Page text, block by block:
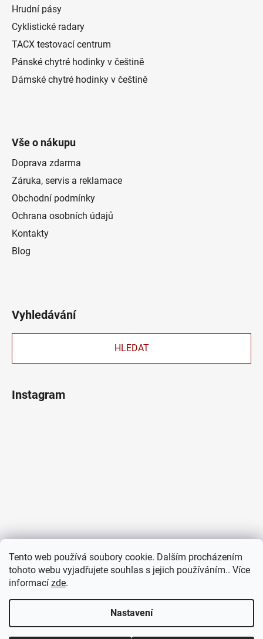
Tento web používá soubory cookie. Dalším procházením
tohoto webu vyjadřujete souhlas s jejich používáním.. Více
informací zde.
Nastavení
Hrudní pásy
Cyklistické radary
TACX testovací centrum
Pánské chytré hodinky v češtině
Dámské chytré hodinky v češtině
Vše o nákupu
Doprava zdarma
Záruka, servis a reklamace
Obchodní podmínky
Ochrana osobních údajů
Kontakty
Blog
Vyhledávání
HLEDAT
Instagram
Sledovat na Instagramu